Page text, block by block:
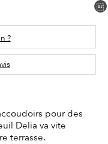
?
pour des
Delia va vite
terrasse.